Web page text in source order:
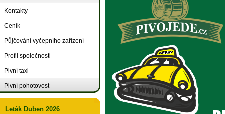
Kontakty
Ceník
Půjčování vyčepního zařízení
Profil společnosti
Pivní taxi
Pivní pohotovost
Leták Duben 2026